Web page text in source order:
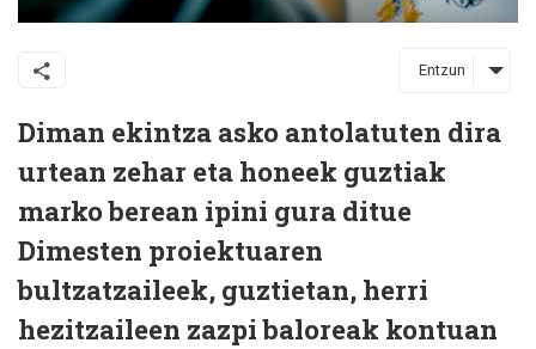
Entzun
Diman ekintza asko antolatuten dira
urtean zehar eta honeek guztiak
marko berean ipini gura ditue
Dimesten proiektuaren
bultzatzaileek, guztietan, herri
hezitzaileen zazpi baloreak kontuan